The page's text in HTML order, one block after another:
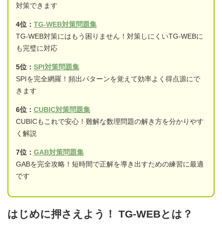
対策できます
4位： TG-WEB対策問題集
TG-WEB対策にはもう困りません！対策しにくいTG-WEBに
も完璧に対応
5位： SPI対策問題集
SPIを完全網羅！頻出パターンを覚えて効率よく得点源にで
きます
6位： CUBIC対策問題集
CUBICもこれで安心！難解な数理問題の解き方を分かりやす
く解説
7位： GAB対策問題集
GABを完全攻略！短時間で正解を導き出すための練習に最適
です
はじめに押さえよう！ TG-WEBとは？